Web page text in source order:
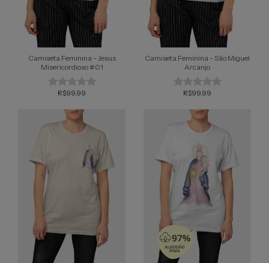
Camiseta Feminina - Jesus
Misericordioso #01
R$99,99
Camiseta Feminina - São Miguel
Arcanjo
R$99,99